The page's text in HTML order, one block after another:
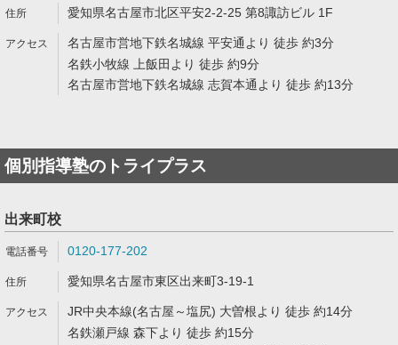
愛知県名古屋市北区平安2-2-25 第8諏訪ビル 1F
名古屋市営地下鉄名城線 平安通より 徒歩 約3分
名鉄小牧線 上飯田より 徒歩 約9分
名古屋市営地下鉄名城線 志賀本通より 徒歩 約13分
個別指導塾のトライプラス
出来町校
0120-177-202
愛知県名古屋市東区出来町3-19-1
JR中央本線(名古屋～塩尻) 大曽根より 徒歩 約14分
名鉄瀬戸線 森下より 徒歩 約15分